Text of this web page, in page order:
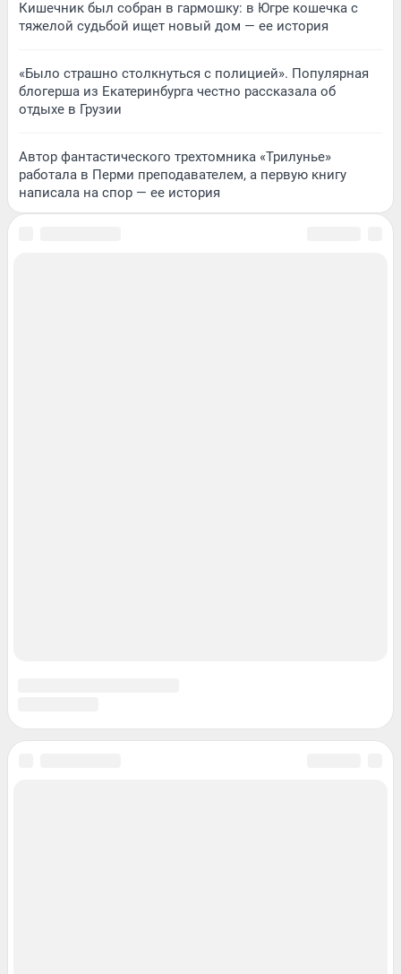
Кишечник был собран в гармошку: в Югре кошечка с
тяжелой судьбой ищет новый дом — ее история
«Было страшно столкнуться с полицией». Популярная
блогерша из Екатеринбурга честно рассказала об
отдыхе в Грузии
Автор фантастического трехтомника «Трилунье»
работала в Перми преподавателем, а первую книгу
написала на спор — ее история